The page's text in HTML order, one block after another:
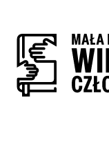
treści